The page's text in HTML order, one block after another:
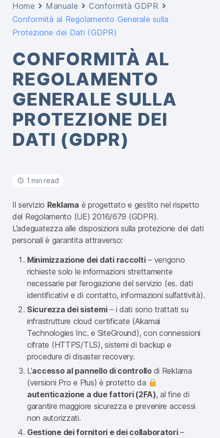
Home Manuale
Conformità GDPR
Conformità al Regolamento Generale sulla
Protezione dei Dati (GDPR)
CONFORMITÀ AL
REGOLAMENTO
GENERALE SULLA
PROTEZIONE DEI
DATI (GDPR)
1 min read
Il servizio Reklama è progettato e gestito nel rispetto
del Regolamento (UE) 2016/679 (GDPR).
L’adeguatezza alle disposizioni sulla protezione dei dati
personali è garantita attraverso:
Minimizzazione dei dati raccolti– vengono
richieste solo le informazioni strettamente
necessarie per l’erogazione del servizio (es. dati
identificativi e di contatto, informazioni sull’attività).
Sicurezza dei sistemi– i dati sono trattati su
infrastrutture cloud certificate (Akamai
Technologies Inc. e SiteGround), con connessioni
cifrate (HTTPS/TLS), sistemi di backup e
procedure di disaster recovery.
L’accesso al pannello di controllo di Reklama
(versioni Pro e Plus) è protetto da
autenticazione a due fattori (2FA), al fine di
garantire maggiore sicurezza e prevenire accessi
non autorizzati.
Gestione dei fornitori e dei collaboratori–